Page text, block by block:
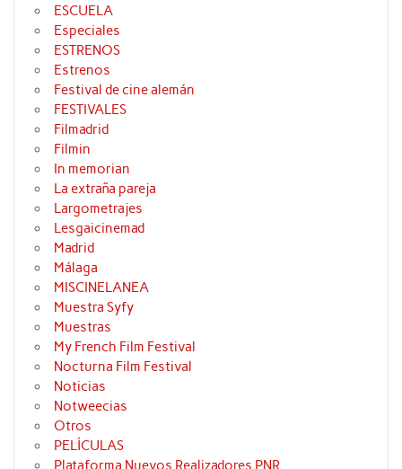
ESCUELA
Especiales
ESTRENOS
Estrenos
Festival de cine alemán
FESTIVALES
Filmadrid
Filmin
In memorian
La extraña pareja
Largometrajes
Lesgaicinemad
Madrid
Málaga
MISCINELANEA
Muestra Syfy
Muestras
My French Film Festival
Nocturna Film Festival
Noticias
Notweecias
Otros
PELÍCULAS
Plataforma Nuevos Realizadores PNR